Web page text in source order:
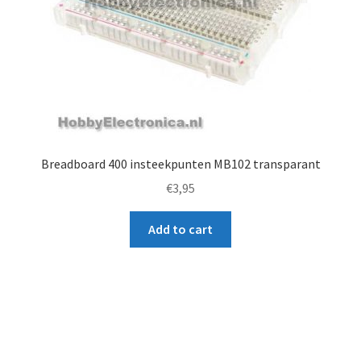
Breadboard 400 insteekpunten MB102 transparant
€3,95
Add to cart